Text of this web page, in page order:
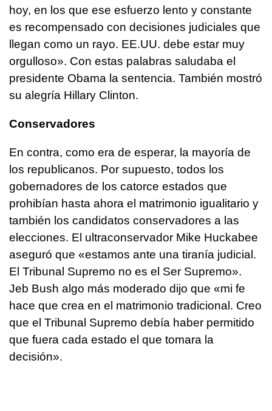
hoy, en los que ese esfuerzo lento y constante
es recompensado con decisiones judiciales que
llegan como un rayo. EE.UU. debe estar muy
orgulloso». Con estas palabras saludaba el
presidente Obama la sentencia. También mostró
su alegría Hillary Clinton.
Conservadores
En contra, como era de esperar, la mayoría de
los republicanos. Por supuesto, todos los
gobernadores de los catorce estados que
prohibían hasta ahora el matrimonio igualitario y
también los candidatos conservadores a las
elecciones. El ultraconservador Mike Huckabee
aseguró que «estamos ante una tiranía judicial.
El Tribunal Supremo no es el Ser Supremo».
Jeb Bush algo más moderado dijo que «mi fe
hace que crea en el matrimonio tradicional. Creo
que el Tribunal Supremo debía haber permitido
que fuera cada estado el que tomara la
decisión».